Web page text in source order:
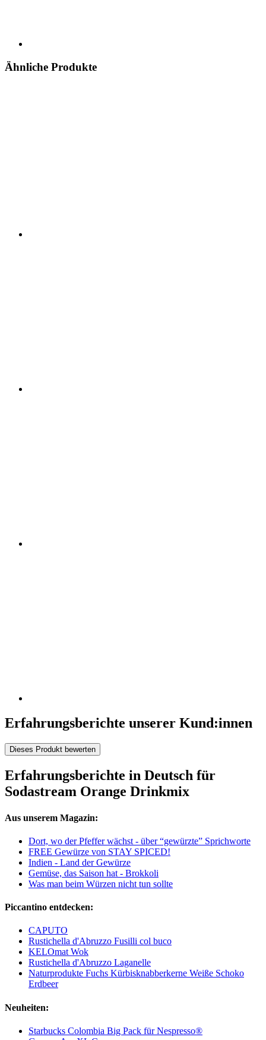
Ähnliche Produkte
Erfahrungsberichte unserer Kund:innen
Dieses Produkt bewerten
Erfahrungsberichte in Deutsch für
Sodastream Orange Drinkmix
Aus unserem Magazin:
Dort, wo der Pfeffer wächst - über “gewürzte” Sprichworte
FREE Gewürze von STAY SPICED!
Indien - Land der Gewürze
Gemüse, das Saison hat - Brokkoli
Was man beim Würzen nicht tun sollte
Piccantino entdecken:
CAPUTO
Rustichella d'Abruzzo Fusilli col buco
KELOmat Wok
Rustichella d'Abruzzo Laganelle
Naturprodukte Fuchs Kürbisknabberkerne Weiße Schoko
Erdbeer
Neuheiten:
Starbucks Colombia Big Pack für Nespresso®